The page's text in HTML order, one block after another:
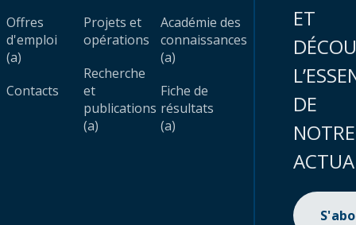
Offres
d'emploi
(a)
Contacts
Projets et
opérations
Recherche
et
publications
(a)
Académie des
connaissances
(a)
Fiche de
résultats
(a)
ET
DE
NOTRE